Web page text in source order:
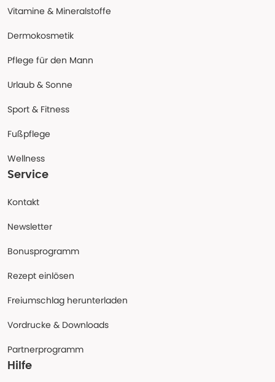
Vitamine & Mineralstoffe
Dermokosmetik
Pflege für den Mann
Urlaub & Sonne
Sport & Fitness
Fußpflege
Wellness
Service
Kontakt
Newsletter
Bonusprogramm
Rezept einlösen
Freiumschlag herunterladen
Vordrucke & Downloads
Partnerprogramm
Hilfe